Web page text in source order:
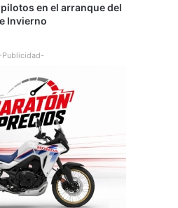
en el arranque del
Invierno
-Publicidad-